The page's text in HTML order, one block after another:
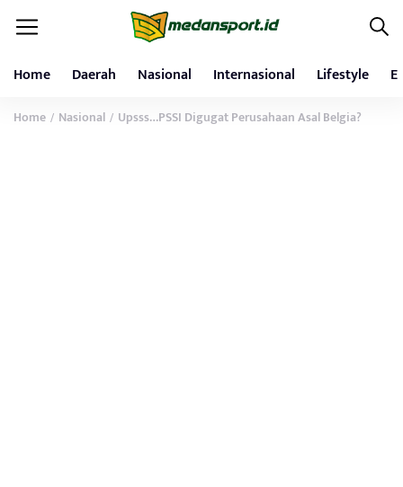
Home Daerah Nasional Internasional Lifestyle
Home / Nasional / Upsss…PSSI Digugat Perusahaan Asal Belgia?